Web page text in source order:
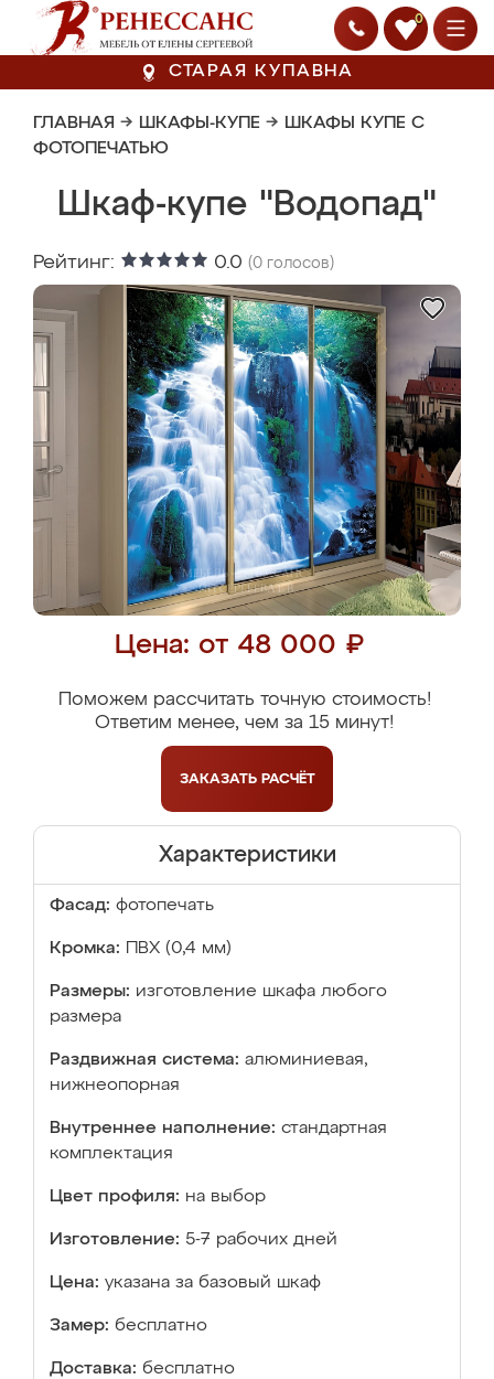
0
СТАРАЯ КУПАВНА
ГЛАВНАЯ → ШКАФЫ-КУПЕ → ШКАФЫ КУПЕ С
ФОТОПЕЧАТЬЮ
Шкаф-купе "Водопад"
Рейтинг: 0.0 (0 голосов)
Цена: от 48 000 ₽
Поможем рассчитать точную стоимость!
Ответим менее, чем за 15 минут!
ЗАКАЗАТЬ РАСЧЁТ
Характеристики
Фасад: фотопечать
Кромка: ПВХ (0,4 мм)
Размеры: изготовление шкафа любого
размера
Раздвижная система: алюминиевая,
нижнеопорная
Внутреннее наполнение: стандартная
комплектация
Цвет профиля: на выбор
Изготовление: 5-7 рабочих дней
Цена: указана за базовый шкаф
Замер: бесплатно
Доставка: бесплатно